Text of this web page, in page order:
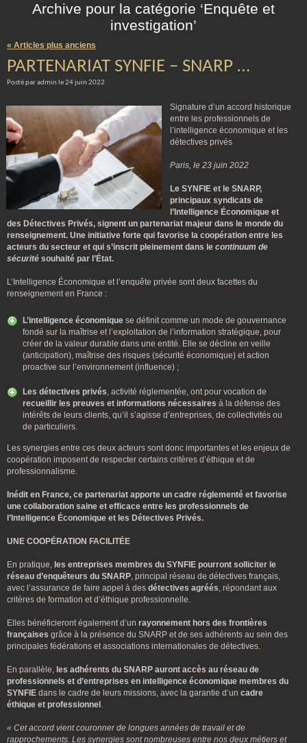
Archive pour la catégorie ‘Enquête et
investigation’
« Articles plus anciens
PARTENARIAT SYNFIE – SNARP …
Posté par admin le 24 juin 2022
Signature d’un accord historique
entre les professionnels de
l’intelligence économique et les
détectives privés
Paris, le 23 juin 2022
Le SYNFIE et le SNARP,
principaux syndicats de
l’Intelligence Économique et
des Détectives Privés, signent un partenariat majeur dans le monde du
renseignement. Une initiative forte qui favorise la coopération entre les
acteurs du secteur et qui s’inscrit pleinement dans le continuum de
sécurité souhaité par l’État.
L’Intelligence Économique et l’enquête privée sont deux facettes du
renseignement en France :
L’intelligence économique se définit comme un mode de gouvernance
fondé sur la maîtrise et l’exploitation de l’information stratégique, pour
créer de la valeur durable dans une entité. Elle se décline en veille
(anticipation), maîtrise des risques (sécurité économique) et action
proactive sur l’environnement (influence) ;
Les détectives privés, activité réglementée, ont pour vocation de
recueillir les preuves et informations nécessaires à la défense des
intérêts de leurs clients, qu’il s’agisse d’entreprises, de collectivités ou
de particuliers.
Les synergies entre ces deux acteurs sont donc importantes et les enjeux de
coopération imposent de respecter certains critères d’éthique et de
professionnalisme.
Inédit en France, ce partenariat apporte un cadre réglementé et favorise
une collaboration saine et efficace entre les professionnels de
l’Intelligence Économique et les Détectives Privés.
UNE COOPÉRATION FACILITÉE
En pratique, les entreprises membres du SYNFIE pourront solliciter le
réseau d’enquêteurs du SNARP, principal réseau de détectives français,
avec l’assurance de faire appel à des détectives agréés, répondant aux
critères de formation et d’éthique professionnelle.
Elles bénéficieront également d’un rayonnement hors des frontières
françaises grâce à la présence du SNARP et de ses adhérents au sein des
principales fédérations et associations internationales de détectives.
En parallèle, les adhérents du SNARP auront accès au réseau de
professionnels et d’entreprises en intelligence économique membres du
SYNFIE dans le cadre de leurs missions, avec la garantie d’un cadre
éthique et professionnel .
« Cet accord vient couronner de longues années de travail et de
rapprochements. Les synergies sont nombreuses entre nos deux métiers et